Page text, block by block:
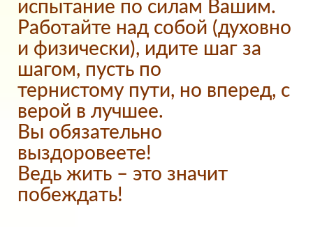
испытание по силам Вашим.
Работайте над собой (духовно
и физически), идите шаг за
шагом, пусть по
тернистому пути, но вперед, с
верой в лучшее.
Вы обязательно
выздоровеете!
Ведь жить – это значит
побеждать!